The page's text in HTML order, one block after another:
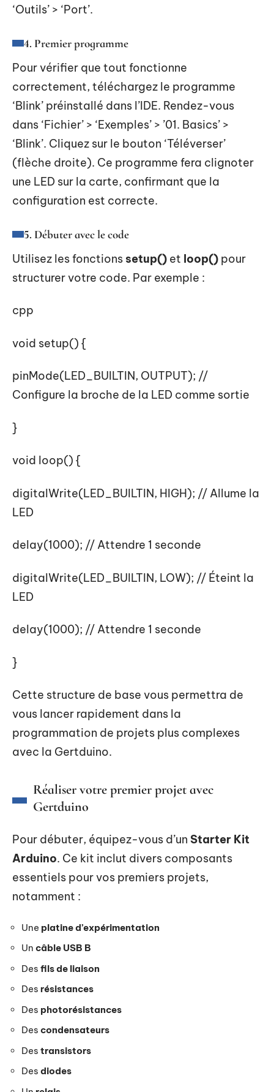
‘Outils’ > ‘Port’.
4. Premier programme
Pour vérifier que tout fonctionne
correctement, téléchargez le programme
‘Blink’ préinstallé dans l’IDE. Rendez-vous
dans ‘Fichier’ > ‘Exemples’ > ’01. Basics’ >
‘Blink’. Cliquez sur le bouton ‘Téléverser’
(flèche droite). Ce programme fera clignoter
une LED sur la carte, confirmant que la
configuration est correcte.
5. Débuter avec le code
Utilisez les fonctions setup() et loop() pour
structurer votre code. Par exemple :
cpp
void setup() {
pinMode(LED_BUILTIN, OUTPUT); //
Configure la broche de la LED comme sortie
}
void loop() {
digitalWrite(LED_BUILTIN, HIGH); // Allume la
LED
delay(1000); // Attendre 1 seconde
digitalWrite(LED_BUILTIN, LOW); // Éteint la
LED
delay(1000); // Attendre 1 seconde
}
Cette structure de base vous permettra de
vous lancer rapidement dans la
programmation de projets plus complexes
avec la Gertduino.
Réaliser votre premier projet avec
Gertduino
Pour débuter, équipez-vous d’un Starter Kit
Arduino. Ce kit inclut divers composants
essentiels pour vos premiers projets,
notamment :
Une platine d’expérimentation
Un câble USB B
Des fils de liaison
Des résistances
Des photorésistances
Des condensateurs
Des transistors
Des diodes